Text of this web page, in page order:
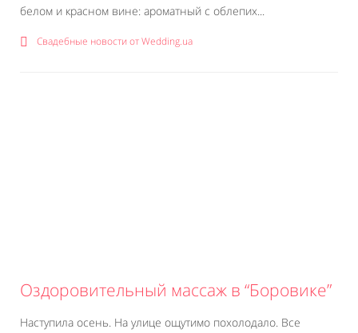
белом и красном вине: ароматный с облепих...
Свадебные новости от Wedding.ua
Оздоровительный массаж в “Боровике”
Наступила осень. На улице ощутимо похолодало. Все